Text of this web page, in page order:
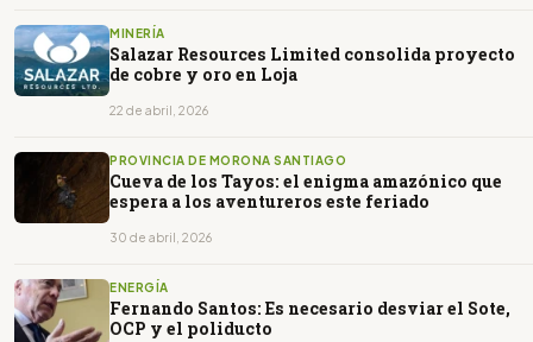
MINERÍA
Salazar Resources Limited consolida proyecto
de cobre y oro en Loja
22 de abril, 2026
PROVINCIA DE MORONA SANTIAGO
Cueva de los Tayos: el enigma amazónico que
espera a los aventureros este feriado
30 de abril, 2026
ENERGÍA
Fernando Santos: Es necesario desviar el Sote,
OCP y el poliducto